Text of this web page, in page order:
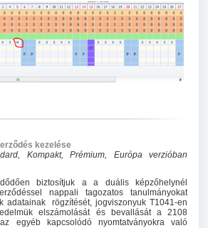
kezelése
Kompakt, Prémium, Európa verzióban
biztosítjuk a a duális képzőhelynél
nappali tagozatos tanulmányokat
adatainak rögzítését, jogviszonyuk T1041-en
elszámolását és bevallását a 2108
egyéb kapcsolódó nyomtatványokra való